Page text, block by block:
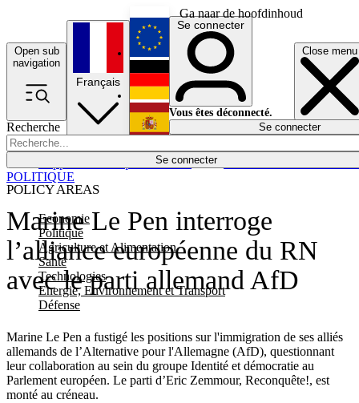
Ga naar de hoofdinhoud
Open sub
navigation
Close menu
Recherche
Se connecter
POLICY AREAS
Economie
Politique
Agriculture et Alimentation
Santé
Technologies
Energie, Environnement et Transport
Défense
Économie
Français
English
Deutsch
Español
Se connecter
Vous êtes déconnecté.
Se connecter
Marine Le Pen interroge
l’alliance européenne du RN
avec le parti allemand AfD
Marine Le Pen a fustigé les positions sur l'immigration de ses alliés
allemands de l’Alternative pour l'Allemagne (AfD), questionnant
leur collaboration au sein du groupe Identité et démocratie au
Parlement européen. Le parti d’Eric Zemmour, Reconquête!, est
monté au créneau.
POLITIQUE